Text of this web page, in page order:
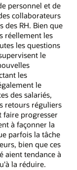
personnel et de
collaborateurs
des RH. Bien que
réellement les
les questions
le
les
le
des salariés,
retours réguliers
progresser
à façonner la
parfois la tâche
bien que ces
aient tendance à
la réduire.